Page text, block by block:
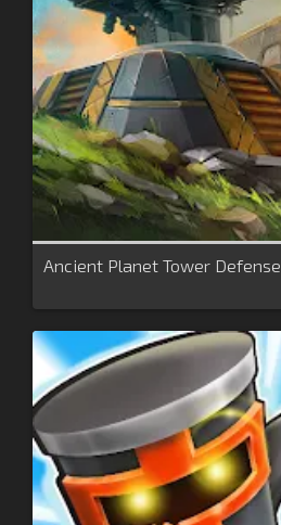
Ancient Planet Tower Defense